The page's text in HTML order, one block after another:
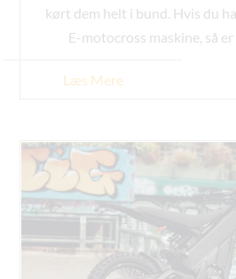
kørt dem helt i bund. Hvis du
E-motocross maskine, så
Læs Mere